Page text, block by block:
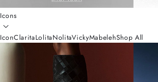
Icons
IconClaritaLolitaNolitaVickyMabelehShop All